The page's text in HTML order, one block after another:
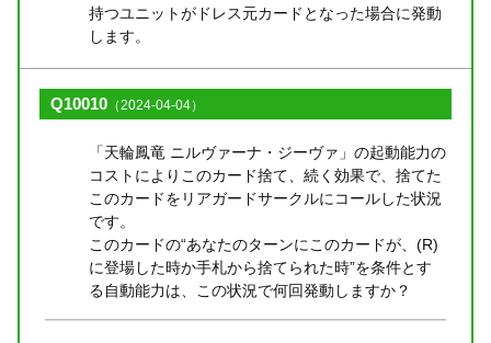
持つユニットがドレス元カードとなった場合に発動
します。
Q10010 （2024-04-04）
「天輪鳳竜 ニルヴァーナ・ジーヴァ」の起動能力の
コストによりこのカード捨て、続く効果で、捨てた
このカードをリアガードサークルにコールした状況
です。
このカードの“あなたのターンにこのカードが、(R)
に登場した時か手札から捨てられた時”を条件とす
る自動能力は、この状況で何回発動しますか？